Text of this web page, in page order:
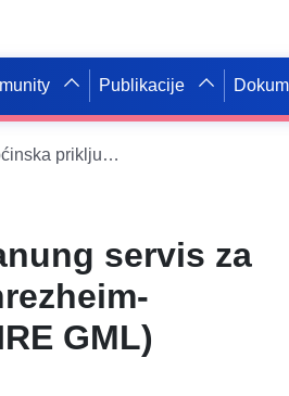
Publikacije
INSPIRE servis za plan razvoja XPlanung servis za plan Općinska priključna cesta Schrezheim-Rotenbach (XPlanGML 5.0.1) (INSPIRE GML)
servis za
GML)